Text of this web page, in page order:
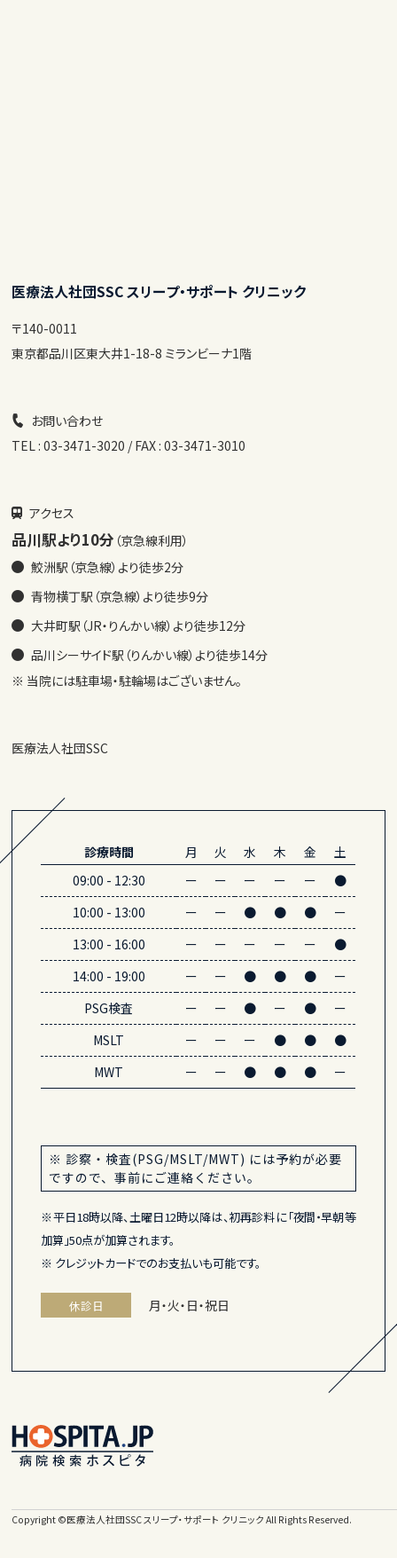
医療法人社団SSC スリープ・サポート クリニック
〒140-0011
東京都品川区東大井1-18-8 ミランビーナ1階
お問い合わせ
TEL : 03-3471-3020 / FAX : 03-3471-3010
アクセス
品川駅より10分 （京急線利用）
鮫洲駅（京急線）より徒歩2分
青物横丁駅（京急線）より徒歩9分
大井町駅（JR・りんかい線）より徒歩12分
品川シーサイド駅（りんかい線）より徒歩14分
※ 当院には駐車場・駐輪場はございません。
医療法人社団SSC
診療時間 月 火 水 木 金
土
09:00 - 12:30 ー ー ー ー ー
●
10:00 - 13:00 ー ー ● ● ●
ー
13:00 - 16:00 ー ー ー ー ー
●
14:00 - 19:00 ー ー ● ● ●
ー
PSG検査
ー ー ● ー ●
ー
MSLT
ー ー ー ● ●
●
MWT
ー ー ● ● ● ー
※ 診察・検査(PSG/MSLT/MWT) には予約が必要
ですので、事前にご連絡ください。
※平日18時以降、土曜日12時以降は、初再診料に「夜間・早朝等
加算」50点が加算されます。
※ クレジットカードでのお支払いも可能です。
休診日 月・火・日・祝日
Copyright ©医療法人社団SSC スリープ・サポート クリニック All Rights Reserved.